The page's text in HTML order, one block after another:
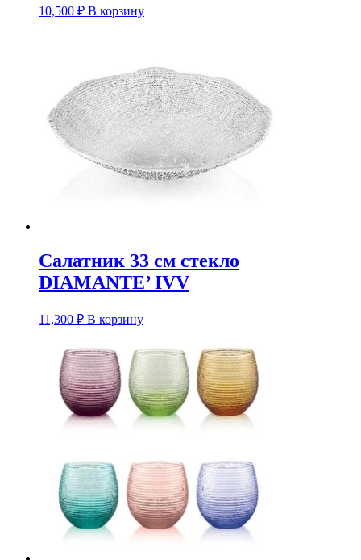
10,500 ₽ В корзину
Салатник 33 см стекло
DIAMANTE’ IVV
11,300 ₽ В корзину